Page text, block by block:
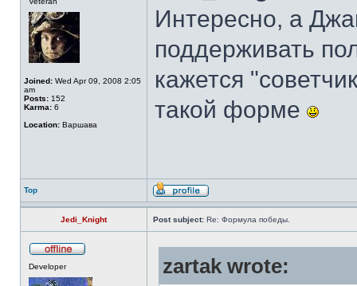
Joined: Wed Apr 09, 2008 2:05
am
Posts: 152
Karma: 6
Location: Варшава
Интересно, а
поддерживать
кажется
такой форме
Top
Jedi_Knight Post subject: Re: Формула победы.
Developer zartak wrote: